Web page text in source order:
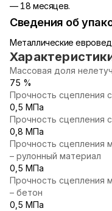
— 18 месяцев.
Сведения об
Металлические
Массовая доля
75 %
Прочность сцепления
0,5 МПа
Прочность сцепления
0,8 МПа
Прочность сцепления
– рулонный материал
0,5 МПа
Прочность сцепления
– бетон
0,5 МПа